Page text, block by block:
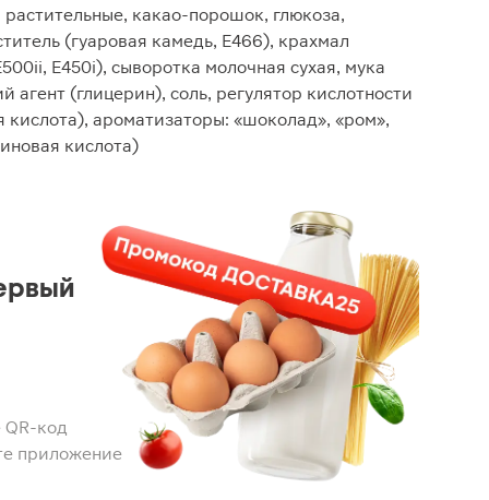
какао-порошок, глюкоза,
(гуаровая камедь, E466), крахмал
E450i), сыворотка молочная сухая, мука
(глицерин), соль, регулятор кислотности
кислота), ароматизаторы: «шоколад», «ром»,
кислота)
код
приложение